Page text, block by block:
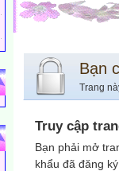
Bạn
Trang
Truy cập
Bạn phải mở
khẩu đã đăng